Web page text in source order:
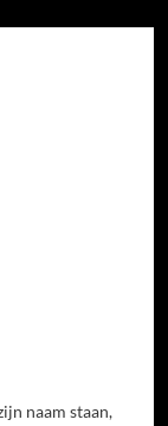
naam staan,